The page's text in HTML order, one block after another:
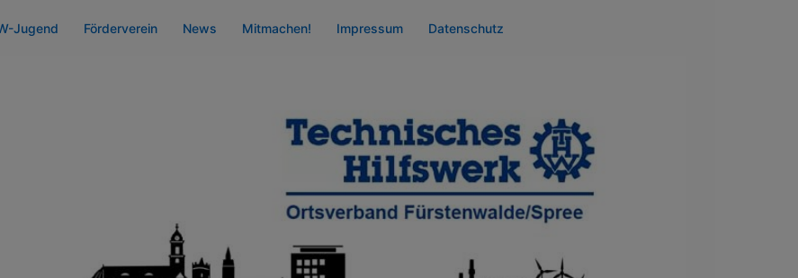
Jugend Förderverein News Mitmachen! Impressum Datenschutz